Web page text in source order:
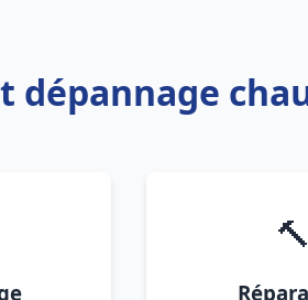
dépannage
🔨